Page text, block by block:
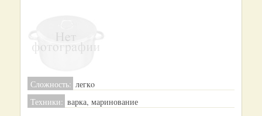
Сложность: легкo
Техники: варка, маринование